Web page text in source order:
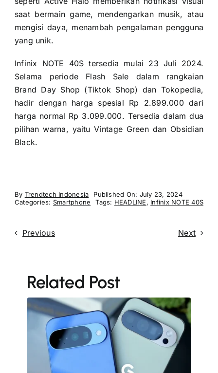
saat bermain game, mendengarkan musik, atau
mengisi daya, menambah pengalaman pengguna
yang unik.
Infinix NOTE 40S tersedia mulai 23 Juli 2024.
Selama periode Flash Sale dalam rangkaian
Brand Day Shop (Tiktok Shop) dan Tokopedia,
hadir dengan harga spesial Rp 2.899.000 dari
harga normal Rp 3.099.000. Tersedia dalam dua
pilihan warna, yaitu Vintage Green dan Obsidian
Black.
By Trendtech Indonesia
Published On: July 23, 2024
Categories: Smartphone Tags: HEADLINE, Infinix NOTE 40S
Previous Next
Related Post